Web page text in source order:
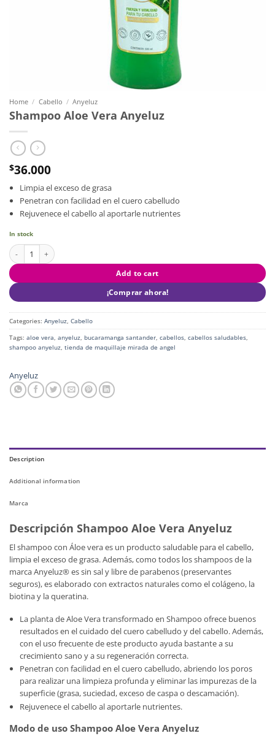
Home / Cabello / Anyeluz
Shampoo Aloe Vera Anyeluz
$36.000
Limpia el exceso de grasa
Penetran con facilidad en el cuero cabelludo
Rejuvenece el cabello al aportarle nutrientes
In stock
Shampoo Aloe Vera Anyeluz quantity
Add to cart
¡Comprar ahora!
Categories: Anyeluz, Cabello
Tags: aloe vera, anyeluz, bucaramanga santander, cabellos, cabellos saludables,
shampoo anyeluz, tienda de maquillaje mirada de angel
Anyeluz
Description
Additional information
Marca
Descripción Shampoo Aloe Vera Anyeluz
El shampoo con Áloe vera es un producto saludable para el cabello,
limpia el exceso de grasa. Además, como todos los shampoos de la
marca Anyeluz® es sin sal y libre de parabenos (preservantes
seguros), es elaborado con extractos naturales como el colágeno, la
biotina y la queratina.
La planta de Aloe Vera transformado en Shampoo ofrece buenos
resultados en el cuidado del cuero cabelludo y del cabello. Además,
con el uso frecuente de este producto ayuda bastante a su
crecimiento sano y a su regeneración correcta.
Penetran con facilidad en el cuero cabelludo, abriendo los poros
para realizar una limpieza profunda y eliminar las impurezas de la
superficie (grasa, suciedad, exceso de caspa o descamación).
Rejuvenece el cabello al aportarle nutrientes.
Modo de uso Shampoo Aloe Vera Anyeluz